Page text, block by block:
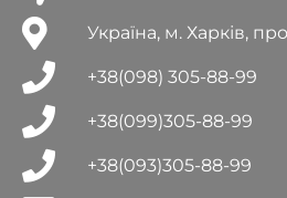
Україна, м. Харків,
+38(098) 305-88-99
+38(099)305-88-99
+38(093)305-88-99